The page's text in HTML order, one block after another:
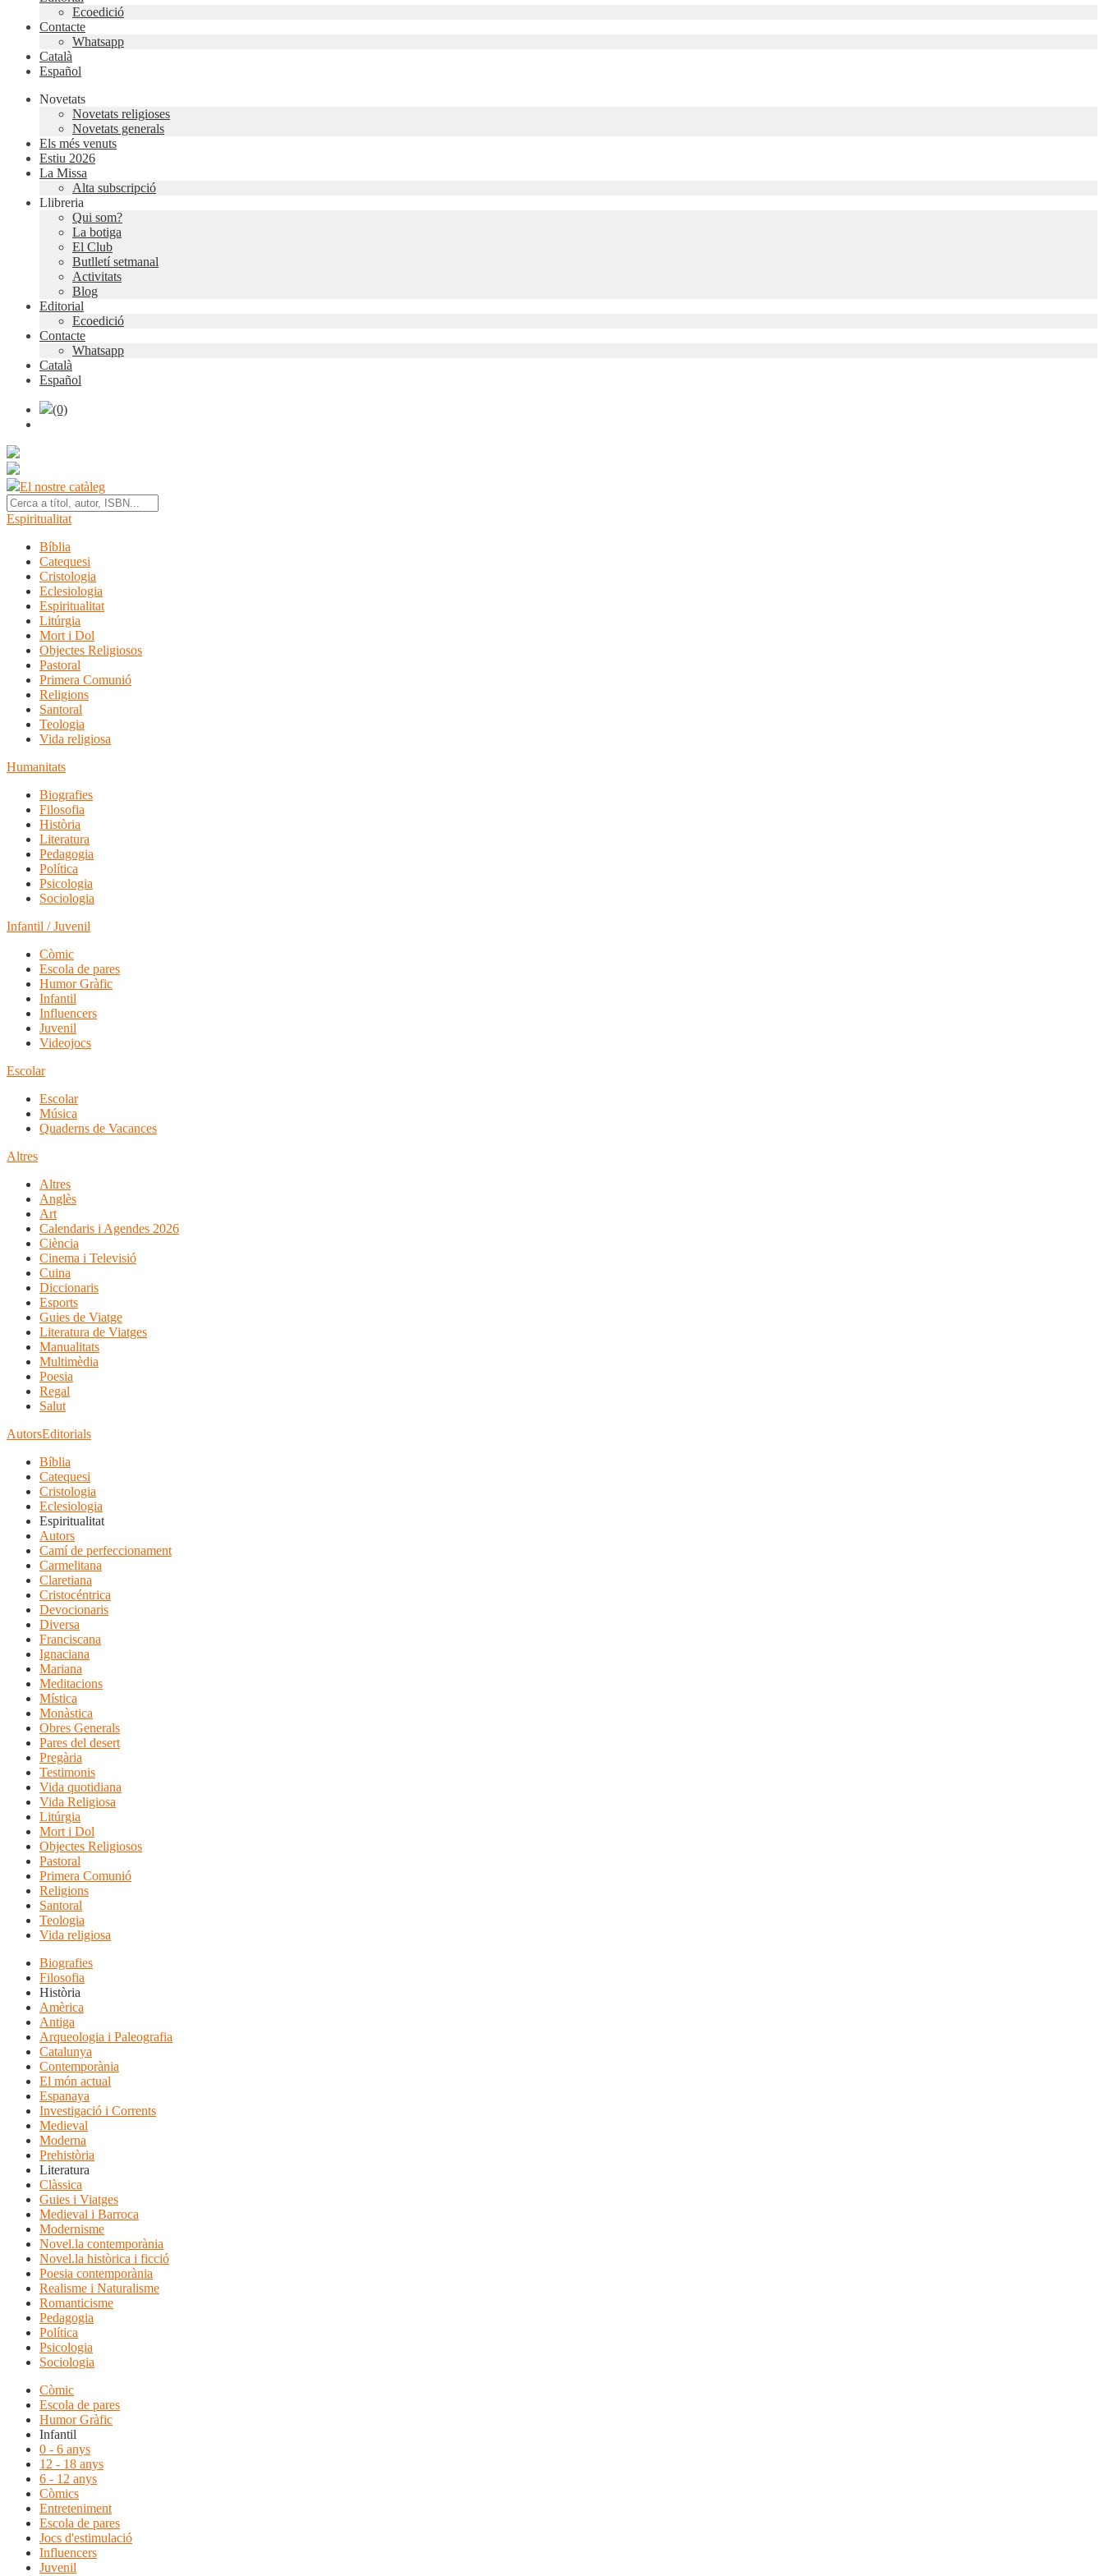
Ecoedició
Contacte
Whatsapp
Català
Español
Novetats
Novetats religioses
Novetats generals
Els més venuts
Estiu 2026
La Missa
Alta subscripció
Llibreria
Qui som?
La botiga
El Club
Butlletí setmanal
Activitats
Blog
Editorial
Ecoedició
Contacte
Whatsapp
Català
Español
(0)
El nostre catàleg
Espiritualitat
Bíblia
Catequesi
Cristologia
Eclesiologia
Espiritualitat
Litúrgia
Mort i Dol
Objectes Religiosos
Pastoral
Primera Comunió
Religions
Santoral
Teologia
Vida religiosa
Humanitats
Biografies
Filosofia
Història
Literatura
Pedagogia
Política
Psicologia
Sociologia
Infantil / Juvenil
Còmic
Escola de pares
Humor Gràfic
Infantil
Influencers
Juvenil
Videojocs
Escolar
Escolar
Música
Quaderns de Vacances
Altres
Altres
Anglès
Art
Calendaris i Agendes 2026
Ciència
Cinema i Televisió
Cuina
Diccionaris
Esports
Guies de Viatge
Literatura de Viatges
Manualitats
Multimèdia
Poesia
Regal
Salut
AutorsEditorials
Bíblia
Catequesi
Cristologia
Eclesiologia
Espiritualitat
Autors
Camí de perfeccionament
Carmelitana
Claretiana
Cristocéntrica
Devocionaris
Diversa
Franciscana
Ignaciana
Mariana
Meditacions
Mística
Monàstica
Obres Generals
Pares del desert
Pregària
Testimonis
Vida quotidiana
Vida Religiosa
Litúrgia
Mort i Dol
Objectes Religiosos
Pastoral
Primera Comunió
Religions
Santoral
Teologia
Vida religiosa
Biografies
Filosofia
Història
Amèrica
Antiga
Arqueologia i Paleografia
Catalunya
Contemporània
El món actual
Espanaya
Investigació i Corrents
Medieval
Moderna
Prehistòria
Literatura
Clàssica
Guies i Viatges
Medieval i Barroca
Modernisme
Novel.la contemporània
Novel.la històrica i ficció
Poesia contemporània
Realisme i Naturalisme
Romanticisme
Pedagogia
Política
Psicologia
Sociologia
Còmic
Escola de pares
Humor Gràfic
Infantil
0 - 6 anys
12 - 18 anys
6 - 12 anys
Còmics
Entreteniment
Escola de pares
Jocs d'estimulació
Influencers
Juvenil